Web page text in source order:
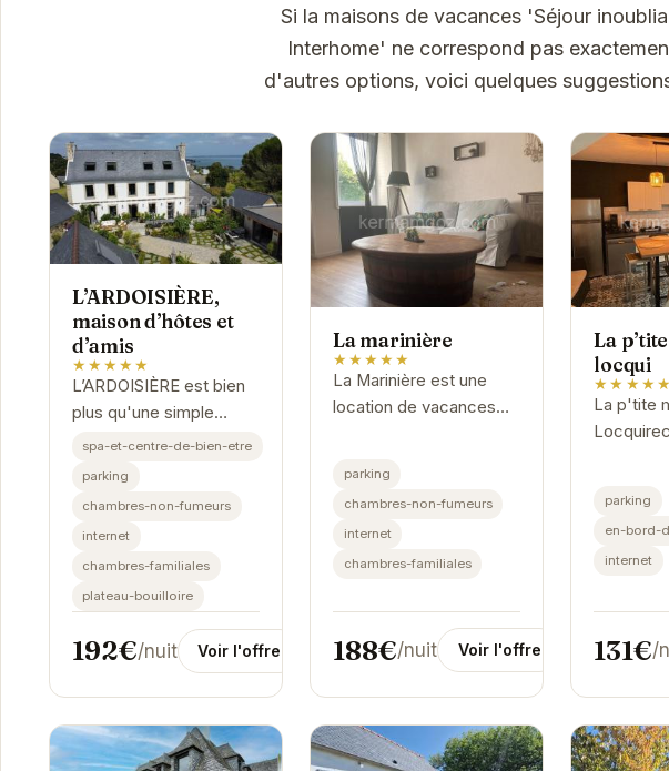
Si la maisons de vacances 'Séjour
Interhome' ne correspond pas
d'autres options, voici quelques
L’ARDOISIÈRE,
maison d’hôtes et
d’amis
★★★★★
L’ARDOISIÈRE est bien
plus qu'une simple
maison d'hôtes ; c'est
emplacement
privilégié...
spa-et-centre-de-bien-etre
parking
chambres-non-fumeurs
internet
chambres-familiales
plateau-bouilloire
192€/nuit Voir l'offre
La marinière
★★★★★
La Marinière est une
location de vacances
l'authenticité bretonne.
Avec ses équipements
modernes et...
parking
chambres-non-fumeurs
internet
chambres-familiales
188€/nuit Voir l'offre
La
locqui
★★★★★
La p'tite
privilégié
la plage
parking
en-bord-
internet
131€/